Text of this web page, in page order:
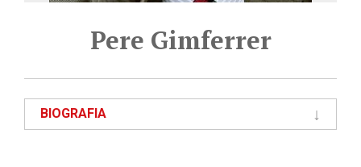
Pere Gimferrer
BIOGRAFIA